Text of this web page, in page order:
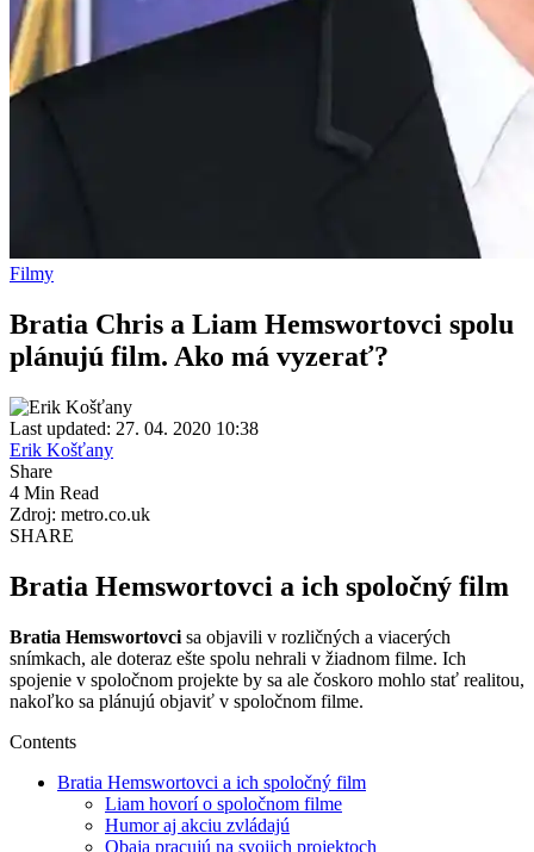
Filmy
Bratia Chris a Liam Hemswortovci spolu
plánujú film. Ako má vyzerať?
Last updated: 27. 04. 2020 10:38
Erik Košťany
Share
4 Min Read
Zdroj: metro.co.uk
SHARE
Bratia Hemswortovci a ich spoločný film
Bratia Hemswortovci sa objavili v rozličných a viacerých
snímkach, ale doteraz ešte spolu nehrali v žiadnom filme. Ich
spojenie v spoločnom projekte by sa ale čoskoro mohlo stať realitou,
nakoľko sa plánujú objaviť v spoločnom filme.
Contents
Bratia Hemswortovci a ich spoločný film
Liam hovorí o spoločnom filme
Humor aj akciu zvládajú
Obaja pracujú na svojich projektoch